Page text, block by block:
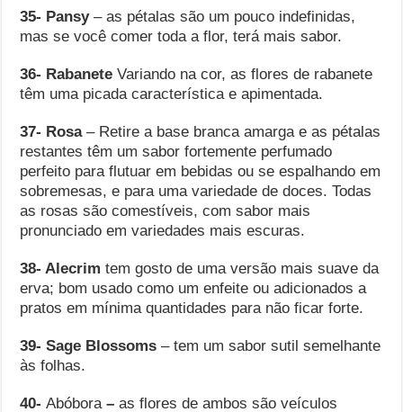
35- Pansy– as pétalas são um pouco indefinidas,
mas se você comer toda a flor, terá mais sabor.
36- Rabanete Variando na cor, as flores de rabanete
têm uma picada característica e apimentada.
37- Rosa– Retire a base branca amarga e as pétalas
restantes têm um sabor fortemente perfumado
perfeito para flutuar em bebidas ou se espalhando em
sobremesas, e para uma variedade de doces. Todas
as rosas são comestíveis, com sabor mais
pronunciado em variedades mais escuras.
38- Alecrim tem gosto de uma versão mais suave da
erva; bom usado como um enfeite ou adicionados a
pratos em mínima quantidades para não ficar forte.
39- Sage Blossoms – tem um sabor sutil semelhante
às folhas.
40-Abóbora–as flores de ambos são veículos